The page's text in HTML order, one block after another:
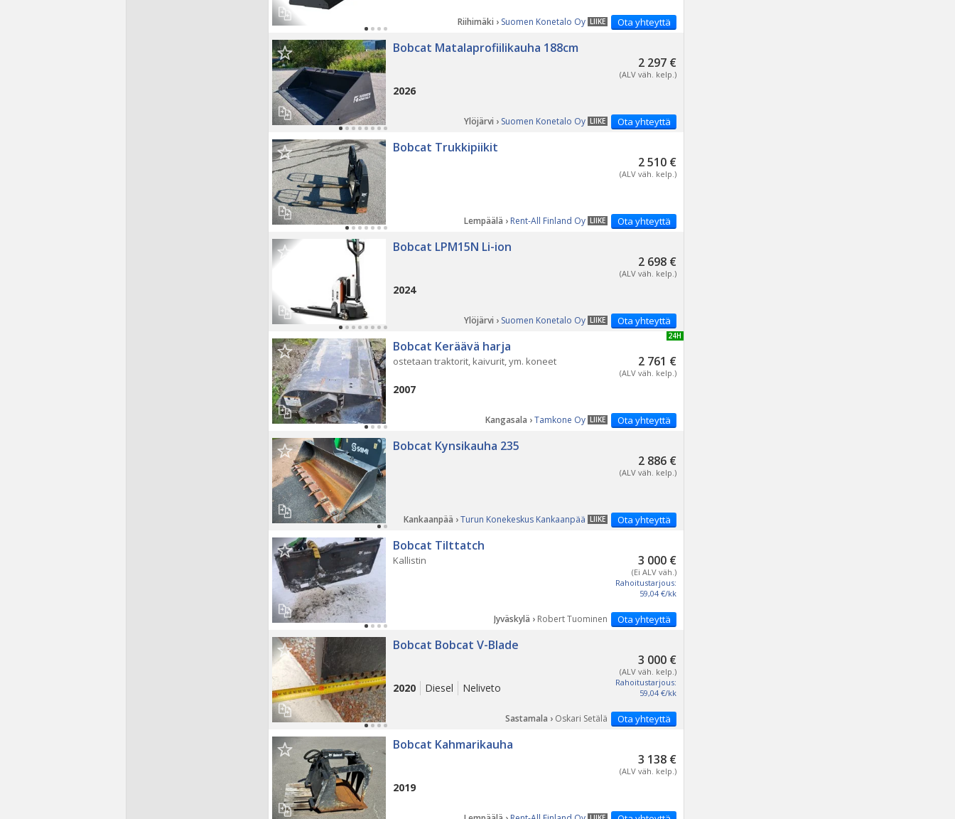
Ota yhteyttä
LIIKE
Riihimäki › Suomen Konetalo Oy
Bobcat Matalaprofiilikauha 188cm
2 297 €
(ALV väh. kelp.)
2026
Ota yhteyttä
LIIKE
Ylöjärvi › Suomen Konetalo Oy
Bobcat Trukkipiikit
2 510 €
(ALV väh. kelp.)
Ota yhteyttä
LIIKE
Lempäälä › Rent-All Finland Oy
Bobcat LPM15N Li-ion
2 698 €
(ALV väh. kelp.)
2024
Ota yhteyttä
LIIKE
Ylöjärvi › Suomen Konetalo Oy
UUSI 24H
Bobcat Keräävä harja
2 761 €
(ALV väh. kelp.)
ostetaan traktorit, kaivurit, ym. koneet
2007
Ota yhteyttä
LIIKE
Kangasala ›Tamkone Oy
Bobcat Kynsikauha 235
2 886 €
(ALV väh. kelp.)
Ota yhteyttä
LIIKE
Kankaanpää ›Turun Konekeskus Kankaanpää
Bobcat Tilttatch
3 000 €
(Ei ALV väh.)
Rahoitustarjous:
59,04 €/kk
Kallistin
Ota yhteyttä
Jyväskylä › Robert Tuominen
Bobcat Bobcat V-Blade
3 000 €
(ALV väh. kelp.)
Rahoitustarjous:
59,04 €/kk
2020 Diesel Neliveto
Ota yhteyttä
Sastamala › Oskari Setälä
Bobcat Kahmarikauha
3 138 €
(ALV väh. kelp.)
2019